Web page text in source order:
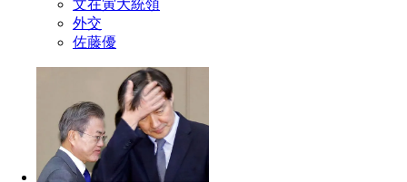
文在寅大統領
外交
佐藤優